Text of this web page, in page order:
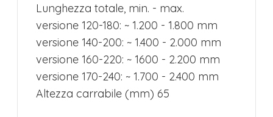
Lunghezza totale, min. - max.
versione 120-180: ~ 1.200 - 1.800 mm
versione 140-200: ~ 1.400 - 2.000 mm
versione 160-220: ~ 1600 - 2.200 mm
versione 170-240: ~ 1.700 - 2.400 mm
Altezza carrabile (mm) 65